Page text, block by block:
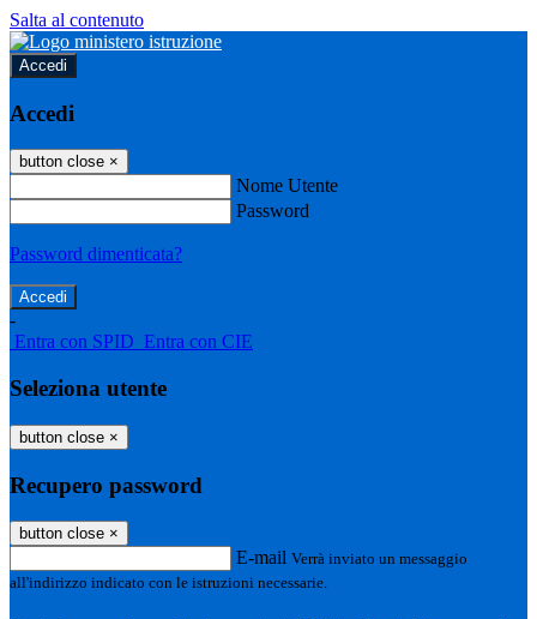
Salta al contenuto
Accedi
Accedi
button close ×
Nome Utente
Password
Password dimenticata?
-
Entra con SPID Entra con CIE
Seleziona utente
button close ×
Recupero password
button close ×
E-mail Verrà inviato un messaggio
all'indirizzo indicato con le istruzioni necessarie.